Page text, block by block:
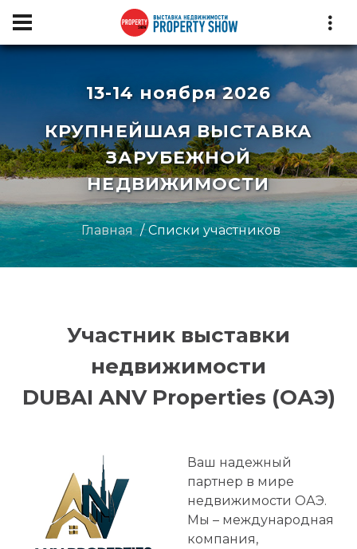
13-14 ноября 2026
КРУПНЕЙШАЯ ВЫСТАВКА
ЗАРУБЕЖНОЙ
НЕДВИЖИМОСТИ
Главная Списки участников
Участник выставки
недвижимости
DUBAI ANV Properties (ОАЭ)
Ваш надежный
партнер в мире
недвижимости ОАЭ.
Мы – международная
компания,